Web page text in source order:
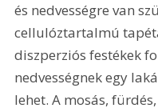
és nedvességre van
cellulóztartalmú
diszperziós festékek
nedvességnek egy
lehet. A mosás,